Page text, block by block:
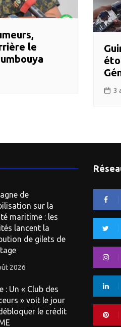
le
3
de
sur la
maritime : les
lancent la
de gilets de
2026
: Un « Club des
» voit le jour
le crédit